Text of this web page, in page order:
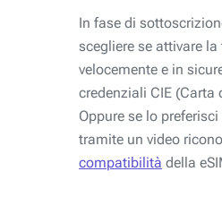
In fase di
scegliere se attivare la
velocemente e in
credenziali CIE (Carta
Oppure se lo
tramite un video
compatibilità della